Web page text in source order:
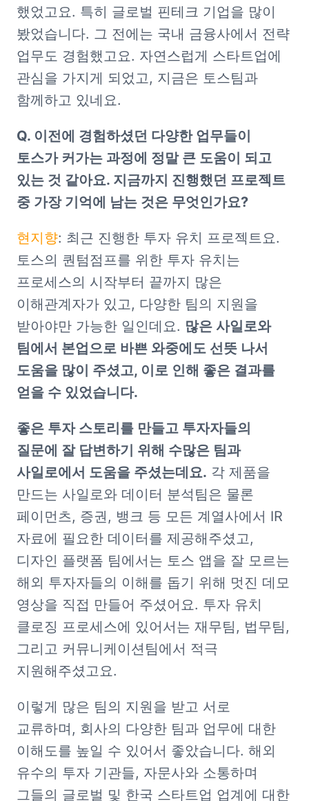
했었고요. 특히 글로벌 핀테크 기업을 많이
봤었습니다. 그 전에는 국내 금융사에서 전략
업무도 경험했고요. 자연스럽게 스타트업에
관심을 가지게 되었고, 지금은 토스팀과
함께하고 있네요.
Q. 이전에 경험하셨던 다양한 업무들이
토스가 커가는 과정에 정말 큰 도움이 되고
있는 것 같아요. 지금까지 진행했던 프로젝트
중 가장 기억에 남는 것은 무엇인가요?
현지향: 최근 진행한 투자 유치 프로젝트요.
토스의 퀀텀점프를 위한 투자 유치는
프로세스의 시작부터 끝까지 많은
이해관계자가 있고, 다양한 팀의 지원을
받아야만 가능한 일인데요. 많은 사일로와
팀에서 본업으로 바쁜 와중에도 선뜻 나서
도움을 많이 주셨고, 이로 인해 좋은 결과를
얻을 수 있었습니다.
좋은 투자 스토리를 만들고 투자자들의
질문에 잘 답변하기 위해 수많은 팀과
사일로에서 도움을 주셨는데요. 각 제품을
만드는 사일로와 데이터 분석팀은 물론
페이먼츠, 증권, 뱅크 등 모든 계열사에서 IR
자료에 필요한 데이터를 제공해주셨고,
디자인 플랫폼 팀에서는 토스 앱을 잘 모르는
해외 투자자들의 이해를 돕기 위해 멋진 데모
영상을 직접 만들어 주셨어요. 투자 유치
클로징 프로세스에 있어서는 재무팀, 법무팀,
그리고 커뮤니케이션팀에서 적극
지원해주셨고요.
이렇게 많은 팀의 지원을 받고 서로
교류하며, 회사의 다양한 팀과 업무에 대한
이해도를 높일 수 있어서 좋았습니다. 해외
유수의 투자 기관들, 자문사와 소통하며
그들의 글로벌 및 한국 스타트업 업계에 대한